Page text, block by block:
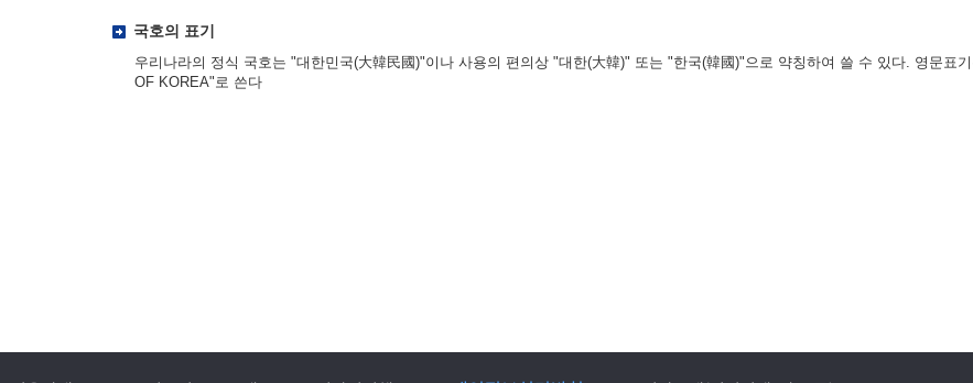
국호의 표기
우리나라의 정식 국호는 "대한민국(大韓民國)"이나 사용의 편의상 "대한(大韓)" 또는 "한국(韓國)"으로 약칭하여 쓸 수 있다. 영문표
OF KOREA"로 쓴다